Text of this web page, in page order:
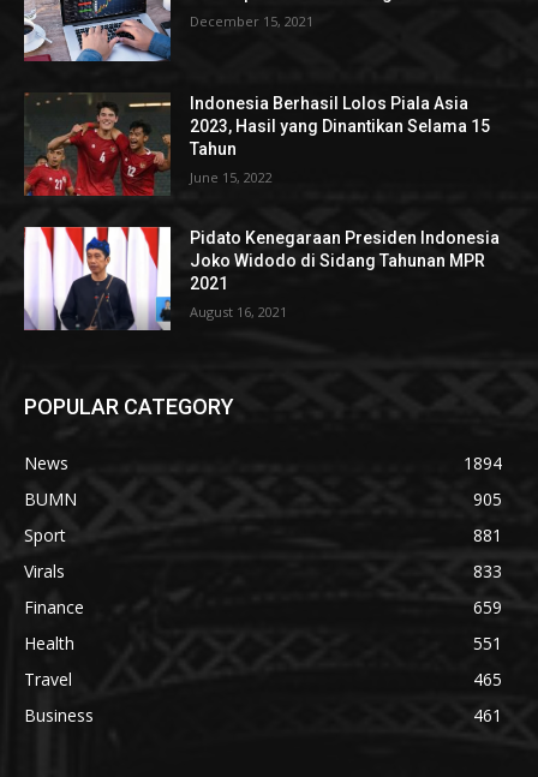
December 15, 2021
Indonesia Berhasil Lolos Piala Asia
2023, Hasil yang Dinantikan Selama 15
Tahun
June 15, 2022
Pidato Kenegaraan Presiden Indonesia
Joko Widodo di Sidang Tahunan MPR
2021
August 16, 2021
POPULAR CATEGORY
News
1894
BUMN
905
Sport
881
Virals
833
Finance
659
Health
551
Travel
465
Business
461